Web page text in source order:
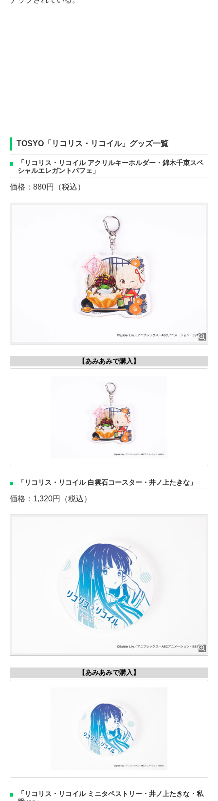
TOSYO「リコリス・リコイル」グッズ一覧
「リコリス・リコイル アクリルキーホルダー・錦木千束スペ
シャルエレガントパフェ」
価格：880円（税込）
【あみあみで購入】
「リコリス・リコイル 白雲石コースター・井ノ上たきな」
価格：1,320円（税込）
【あみあみで購入】
「リコリス・リコイル ミニタペストリー・井ノ上たきな・私